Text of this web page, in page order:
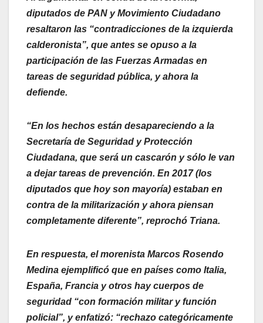
diputados de PAN y Movimiento Ciudadano
resaltaron las “contradicciones de la izquierda
calderonista”, que antes se opuso a la
participación de las Fuerzas Armadas en
tareas de seguridad pública, y ahora la
defiende.
“En los hechos están desapareciendo a la
Secretaría de Seguridad y Protección
Ciudadana, que será un cascarón y sólo le van
a dejar tareas de prevención. En 2017 (los
diputados que hoy son mayoría) estaban en
contra de la militarización y ahora piensan
completamente diferente”, reprochó Triana.
En respuesta, el morenista Marcos Rosendo
Medina ejemplificó que en países como Italia,
España, Francia y otros hay cuerpos de
seguridad “con formación militar y función
policial”, y enfatizó: “rechazo categóricamente